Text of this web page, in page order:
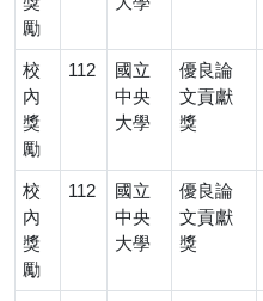
勵
校
內
獎
勵
112
國立
中央
大學
優良論
文貢獻
獎
校
內
獎
勵
112
國立
中央
大學
優良論
文貢獻
獎